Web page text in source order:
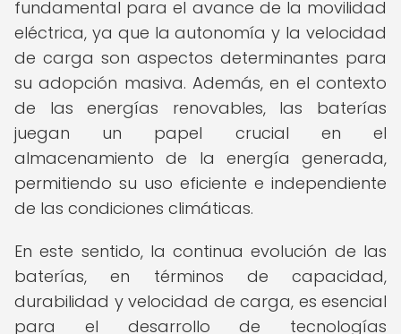
fundamental para el avance de la movilidad
eléctrica, ya que la autonomía y la velocidad
de carga son aspectos determinantes para
su adopción masiva. Además, en el contexto
de las energías renovables, las baterías
juegan un papel crucial en el
almacenamiento de la energía generada,
permitiendo su uso eficiente e independiente
de las condiciones climáticas.
En este sentido, la continua evolución de las
baterías, en términos de capacidad,
durabilidad y velocidad de carga, es esencial
para el desarrollo de tecnologías